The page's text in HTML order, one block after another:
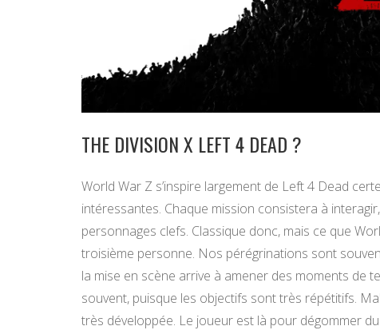
THE DIVISION X LEFT 4 DEAD ?
World War Z s’inspire largement de Left 4 Dead
intéressantes. Chaque mission consistera à
personnages clefs. Classique donc, mais ce que
troisième personne. Nos pérégrinations sont
la mise en scène arrive à amener des moments de
souvent, puisque les objectifs sont très répétitifs.
très développée. Le joueur est là pour dégommer